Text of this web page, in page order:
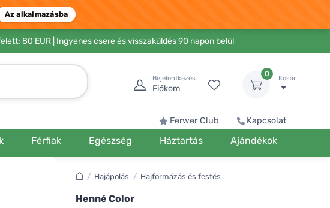
Az alkalmazásba
80 EUR | Ingyenes csere és visszaküldés 90 napon belül
Bejelentkezés
Fiókom
0
Kosár
Ferwer Club Kapcsolat
Férfiak Egészség Háztartás Ajándékok
/ Hajápolás / Hajformázás és festés
Henné Color